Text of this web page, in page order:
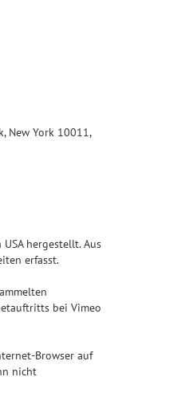
New York 10011,
hergestellt. Aus
erfasst.
bei Vimeo
Browser auf
nicht